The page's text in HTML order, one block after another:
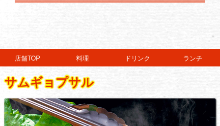
店舗TOP 料理 ドリンク ランチ
サムギョプサル